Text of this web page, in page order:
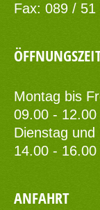
Fax: 089 / 51
Montag bis
09.00 - 12.00
Dienstag und
14.00 - 16.00
ANFAHRT